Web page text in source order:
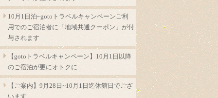
10月1日泊~gotoトラベルキャンペーンご利
用でのご宿泊者に「地域共通クーポン」が付
与されます
【gotoトラベルキャンペーン】10月1日以降
のご宿泊が更にオトクに
【ご案内】9月28日~10月1日迄休館日でござ
います